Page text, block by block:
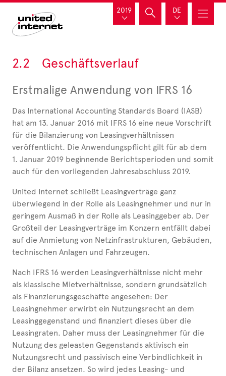
2019 DE
2.2 Geschäftsverlauf
Erstmalige Anwendung von IFRS 16
Das International Accounting Standards Board (IASB)
hat am 13. Januar 2016 mit IFRS 16 eine neue Vorschrift
für die Bilanzierung von Leasingverhältnissen
veröffentlicht. Die Anwendungspflicht gilt für ab dem
1. Januar 2019 beginnende Berichtsperioden und somit
auch für den vorliegenden Jahresabschluss 2019.
United Internet schließt Leasingverträge ganz
überwiegend in der Rolle als Leasingnehmer und nur in
geringem Ausmaß in der Rolle als Leasinggeber ab. Der
Großteil der Leasingverträge im Konzern entfällt dabei
auf die Anmietung von Netzinfrastrukturen, Gebäuden,
technischen Anlagen und Fahrzeugen.
Nach IFRS 16 werden Leasingverhältnisse nicht mehr
als klassische Mietverhältnisse, sondern grundsätzlich
als Finanzierungsgeschäfte angesehen: Der
Leasingnehmer erwirbt ein Nutzungsrecht an dem
Leasinggegenstand und finanziert dieses über die
Leasingraten. Daher muss der Leasingnehmer für die
Nutzung des geleasten Gegenstands aktivisch ein
Nutzungsrecht und passivisch eine Verbindlichkeit in
der Bilanz ansetzen. So wird jedes Leasing- und